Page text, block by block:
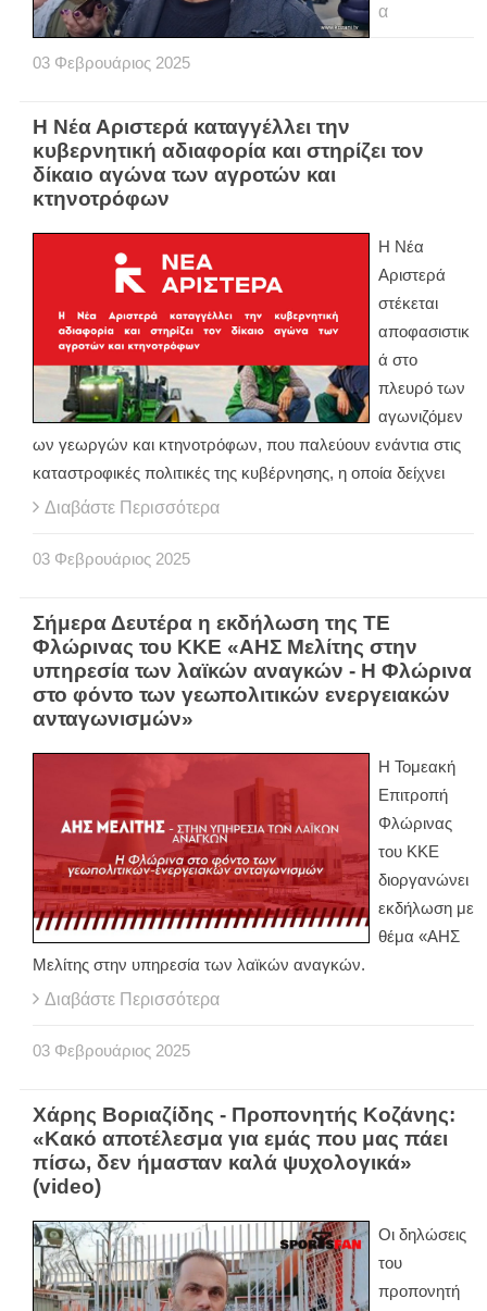
α
03 Φεβρουάριος 2025
Η Νέα Αριστερά καταγγέλλει την
κυβερνητική αδιαφορία και στηρίζει τον
δίκαιο αγώνα των αγροτών και
κτηνοτρόφων
Η Νέα
Αριστερά
στέκεται
αποφασιστικ
ά στο
πλευρό των
αγωνιζόμεν
ων γεωργών και κτηνοτρόφων, που παλεύουν ενάντια στις
καταστροφικές πολιτικές της κυβέρνησης, η οποία δείχνει
Διαβάστε Περισσότερα
03 Φεβρουάριος 2025
Σήμερα Δευτέρα η εκδήλωση της ΤΕ
Φλώρινας του ΚΚΕ «ΑΗΣ Μελίτης στην
υπηρεσία των λαϊκών αναγκών - Η Φλώρινα
στο φόντο των γεωπολιτικών ενεργειακών
ανταγωνισμών»
Η Τομεακή
Επιτροπή
Φλώρινας
του ΚΚΕ
διοργανώνει
εκδήλωση με
θέμα «ΑΗΣ
Μελίτης στην υπηρεσία των λαϊκών αναγκών.
Διαβάστε Περισσότερα
03 Φεβρουάριος 2025
Χάρης Βοριαζίδης - Προπονητής Κοζάνης:
«Κακό αποτέλεσμα για εμάς που μας πάει
πίσω, δεν ήμασταν καλά ψυχολογικά»
(video)
Οι δηλώσεις
του
προπονητή